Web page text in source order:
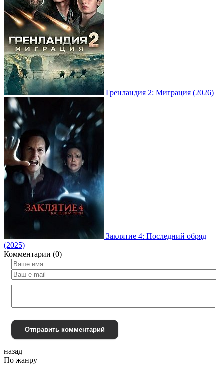
Гренландия 2: Миграция (2026)
Заклятие 4: Последний обряд
(2025)
Комментарии (0)
Отправить комментарий
назад
По жанру